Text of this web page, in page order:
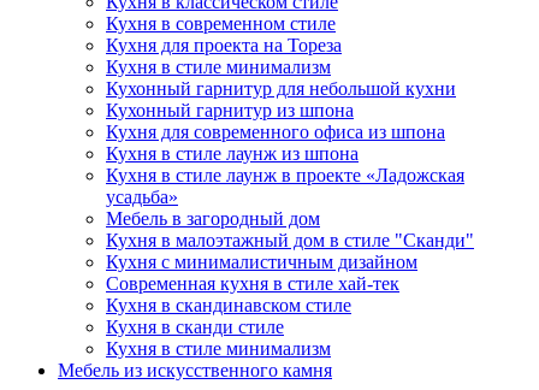
Кухня в современном стиле
Кухня для проекта на Тореза
Кухня в стиле минимализм
Кухонный гарнитур для небольшой кухни
Кухонный гарнитур из шпона
Кухня для современного офиса из шпона
Кухня в стиле лаунж из шпона
Кухня в стиле лаунж в проекте «Ладожская
усадьба»
Мебель в загородный дом
Кухня в малоэтажный дом в стиле "Сканди"
Кухня с минималистичным дизайном
Современная кухня в стиле хай-тек
Кухня в скандинавском стиле
Кухня в сканди стиле
Кухня в стиле минимализм
Мебель из искусственного камня